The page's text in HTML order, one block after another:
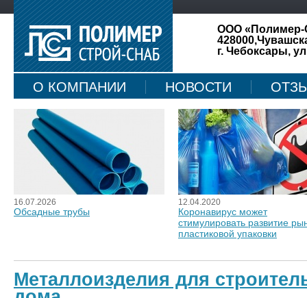
ООО «Полимер-
г. Чебоксары,
О КОМПАНИИ НОВОСТИ
КАРТА САЙТА
16.07.2026
Обсадные трубы
12.04.2020
Коронавирус может
стимулировать развитие
пластиковой упаковки
Металлоизделия для